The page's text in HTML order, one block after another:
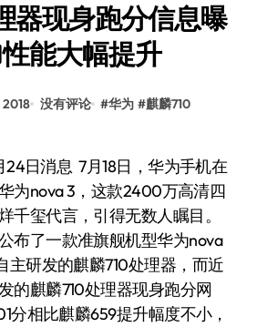
器现身跑分信息曝
性能大幅提升
2018 没有评论 #华为 #麒麟710
为nova 3，这款2400万高清四
千玺代言，引得无数人瞩目。
布了一款准旗舰机型华为nova
主研发的麒麟710处理器，而近
的麒麟710处理器现身跑分网
分相比麒麟659提升幅度不小，